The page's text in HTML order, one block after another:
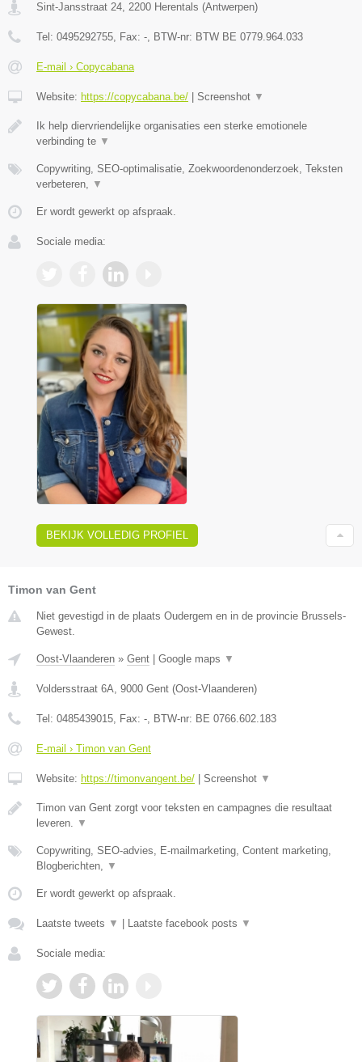
Sint-Jansstraat 24, 2200 Herentals (Antwerpen)
Tel: 0495292755, Fax: -, BTW-nr: BTW BE 0779.964.033
E-mail › Copycabana
Website: https://copycabana.be/ Screenshot ▼
Ik help diervriendelijke organisaties een sterke emotionele
verbinding te ▼
Copywriting, SEO-optimalisatie, Zoekwoordenonderzoek, Teksten
verbeteren, ▼
Er wordt gewerkt op afspraak.
Sociale media:
BEKIJK VOLLEDIG PROFIEL
Timon van Gent
Niet gevestigd in de plaats Oudergem en in de provincie Brussels-
Gewest.
Oost-Vlaanderen » Gent Google maps ▼
Voldersstraat 6A, 9000 Gent (Oost-Vlaanderen)
Tel: 0485439015, Fax: -, BTW-nr: BE 0766.602.183
E-mail › Timon van Gent
Website: https://timonvangent.be/ Screenshot ▼
Timon van Gent zorgt voor teksten en campagnes die resultaat
leveren. ▼
Copywriting, SEO-advies, E-mailmarketing, Content marketing,
Blogberichten, ▼
Er wordt gewerkt op afspraak.
Laatste tweets ▼ Laatste facebook posts ▼
Sociale media: